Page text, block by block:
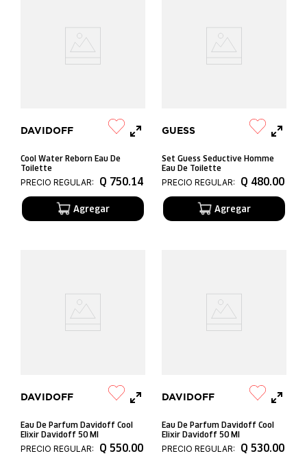
DAVIDOFF
Cool Water Reborn Eau De
Toilette
PRECIO REGULAR:
Q 750.14
GUESS
Set Guess Seductive Homme
Eau De Toilette
PRECIO REGULAR:
Q 480.00
DAVIDOFF
Eau De Parfum Davidoff Cool
Elixir Davidoff 50 Ml
PRECIO REGULAR:
Q 550.00
DAVIDOFF
Eau De Parfum Davidoff Cool
Elixir Davidoff 50 Ml
PRECIO REGULAR:
Q 530.00